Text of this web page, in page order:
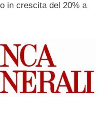
in crescita del 20% a